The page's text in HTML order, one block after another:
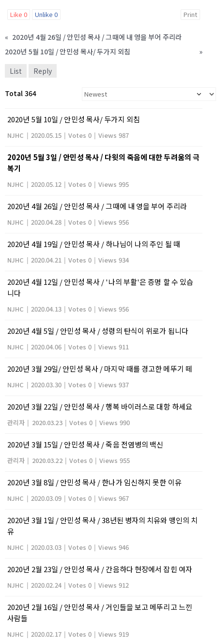
Like 0 Unlike0 Print
« 2020년 4월 26일 / 안민성 목사 / 그때에 내 영을 부어 주리라
2020년 5월 10일 / 안민성 목사/ 두가지 외침
»
List
Reply
Total 364
2020년 5월 10일 / 안민성 목사/ 두가지 외침
NJHC | 2020.05.15 | Votes 0 | Views 987
2020년 5월 3일 / 안민성 목사 / 다윗의 죽음에 대한 두려움의 극
복기
NJHC | 2020.05.12 | Votes 0 | Views 995
2020년 4월 26일 / 안민성 목사 / 그때에 내 영을 부어 주리라
NJHC | 2020.04.28 | Votes 0 | Views 956
2020년 4월 19일 / 안민성 목사 / 하나님이 나의 주인 될 때
NJHC | 2020.04.21 | Votes 0 | Views 934
2020년 4월 12일 / 안민성 목사 / '나의 부활'은 증명 할 수 있습
니다
NJHC | 2020.04.13 | Votes 0 | Views 956
2020년 4월 5일 / 안민성 목사 / 성령의 탄식이 위로가 됩니다
NJHC | 2020.04.06 | Votes 0 | Views 911
2020년 3월 29일/ 안민성 목사 / 마지막 때를 경고한 메뚜기 떼
NJHC | 2020.03.30 | Votes 0 | Views 937
2020년 3월 22일 / 안민성 목사 / 행복 바이러스로 대항 하세요
관리자 | 2020.03.23 | Votes 0 | Views 990
2020년 3월 15일 / 안민성 목사 / 죽음 전염병의 백신
관리자 | 2020.03.22 | Votes 0 | Views 955
2020년 3월 8일 / 안민성 목사 / 한나가 임신하지 못한 이유
NJHC | 2020.03.09 | Votes 0 | Views 967
2020년 3월 1일 / 안민성 목사 / 38년된 병자의 치유와 맹인의 치
유
NJHC | 2020.03.03 | Votes 0 | Views 946
2020년 2월 23일 / 안민성 목사 / 간음하다 현장에서 잡힌 여자
NJHC | 2020.02.24 | Votes 0 | Views 912
2020년 2월 16일 / 안민성 목사 / 거인들을 보고 메뚜리고 느낀
사람들
NJHC | 2020.02.17 | Votes 0 | Views 919